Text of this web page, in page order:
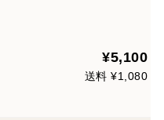
¥5,100
送料 ¥1,080